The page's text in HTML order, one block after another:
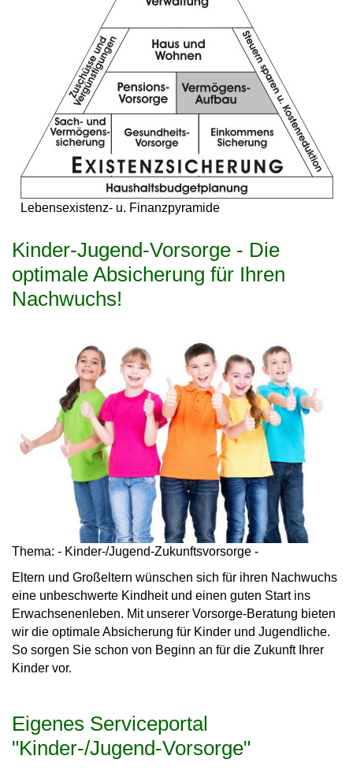
Lebensexistenz- u. Finanzpyramide
Kinder-Jugend-Vorsorge - Die
optimale Absicherung für Ihren
Nachwuchs!
Thema: - Kinder-/Jugend-Zukunftsvorsorge -
Eltern und Großeltern wünschen sich für ihren Nachwuchs
eine unbeschwerte Kindheit und einen guten Start ins
Erwachsenenleben. Mit unserer Vorsorge-Beratung bieten
wir die optimale Absicherung für Kinder und Jugendliche.
So sorgen Sie schon von Beginn an für die Zukunft Ihrer
Kinder vor.
Eigenes Serviceportal
"Kinder-/Jugend-Vorsorge"